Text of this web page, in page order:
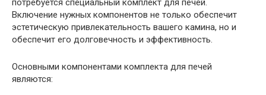
потребуется специальный комплект для печей.
Включение нужных компонентов не только обеспечит
эстетическую привлекательность вашего камина, но и
обеспечит его долговечность и эффективность.
Основными компонентами комплекта для печей
являются: